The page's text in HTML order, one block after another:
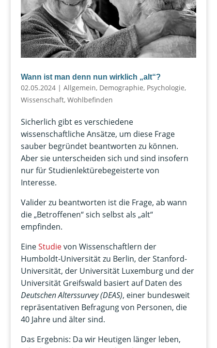
Wann ist man denn nun wirklich „alt“?
02.05.2024| Allgemein, Demographie, Psychologie,
Wissenschaft, Wohlbefinden
Sicherlich gibt es verschiedene
wissenschaftliche Ansätze, um diese Frage
sauber begründet beantworten zu können.
Aber sie unterscheiden sich und sind insofern
nur für Studienlektürebegeisterte von
Interesse.
Valider zu beantworten ist die Frage, ab wann
die „Betroffenen“ sich selbst als „alt“
empfinden.
EineStudievon Wissenschaftlern der
Humboldt-Universität zu Berlin, der Stanford-
Universität, der Universität Luxemburg und der
Universität Greifswald basiert auf Daten des
Deutschen Alterssurvey (DEAS), einer bundesweit
repräsentativen Befragung von Personen, die
40 Jahre und älter sind.
Das Ergebnis: Da wir Heutigen länger leben,